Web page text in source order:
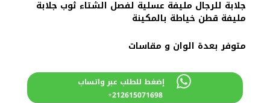
جلابة للرجال مليفة عسلية لفصل الشتاء ثوب جلابة
مليفة قطن خياطة بالمكينة
متوفر بعدة الوان و مقاسات
إضغط للطلب عبر واتساب
212615071698+